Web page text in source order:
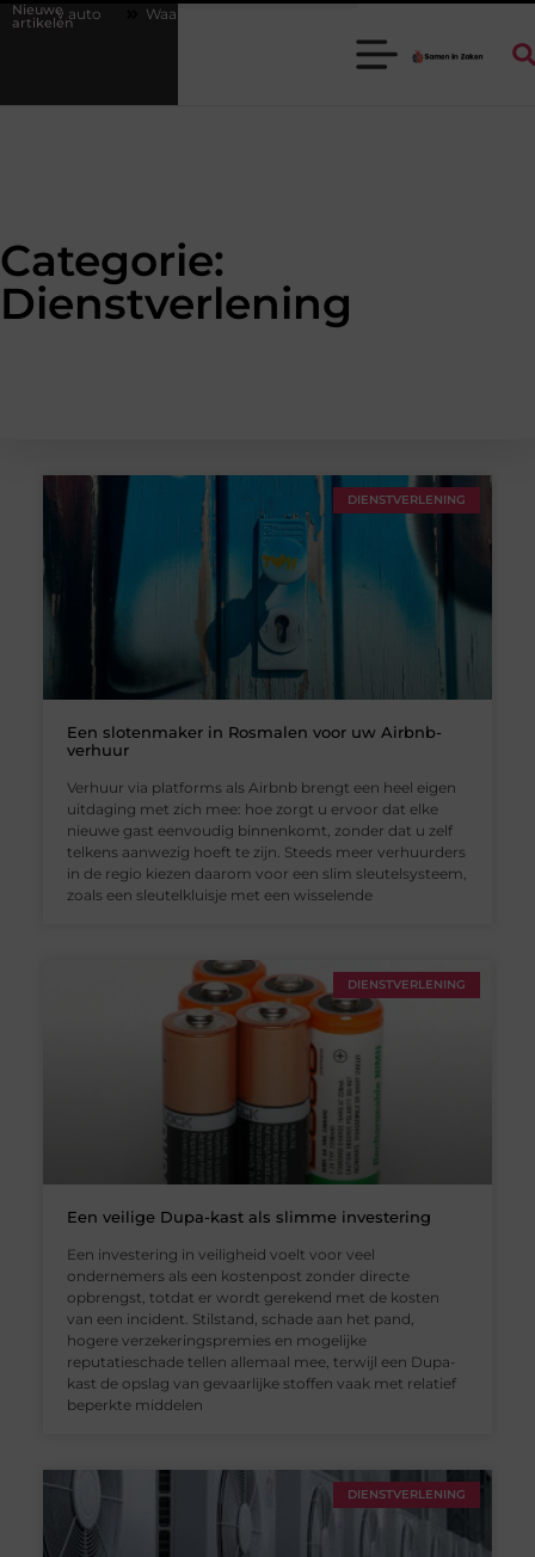
Nieuwe
artikelen
goede stukadoorgroothandel het werk van de stukadoor makkelijker
Categorie:
Dienstverlening
DIENSTVERLENING
Een slotenmaker in Rosmalen voor uw Airbnb-
verhuur
Verhuur via platforms als Airbnb brengt een heel eigen
uitdaging met zich mee: hoe zorgt u ervoor dat elke
nieuwe gast eenvoudig binnenkomt, zonder dat u zelf
telkens aanwezig hoeft te zijn. Steeds meer verhuurders
in de regio kiezen daarom voor een slim sleutelsysteem,
zoals een sleutelkluisje met een wisselende
DIENSTVERLENING
Een veilige Dupa-kast als slimme investering
Een investering in veiligheid voelt voor veel
ondernemers als een kostenpost zonder directe
opbrengst, totdat er wordt gerekend met de kosten
van een incident. Stilstand, schade aan het pand,
hogere verzekeringspremies en mogelijke
reputatieschade tellen allemaal mee, terwijl een Dupa-
kast de opslag van gevaarlijke stoffen vaak met relatief
beperkte middelen
DIENSTVERLENING